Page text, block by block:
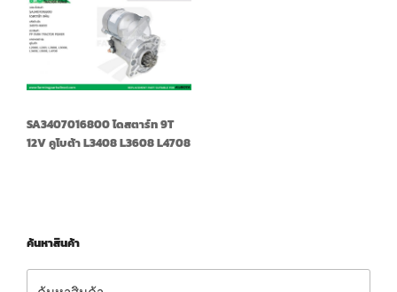
SA3407016800 ไดสตาร์ท 9T
12V คูโบต้า L3408 L3608 L4708
ค้นหาสินค้า